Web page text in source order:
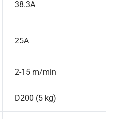
38.3A
25A
2-15 m/min
D200 (5 kg)